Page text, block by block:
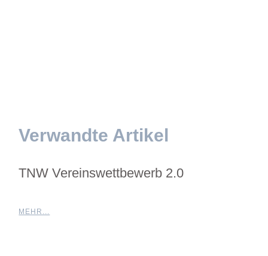
Verwandte Artikel
TNW Vereinswettbewerb 2.0
MEHR...